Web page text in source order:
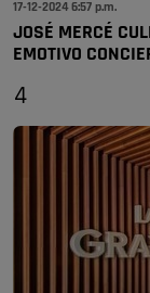
17-12-2024 6:57 p.m.
JOSÉ MERCÉ
EMOTIVO
4